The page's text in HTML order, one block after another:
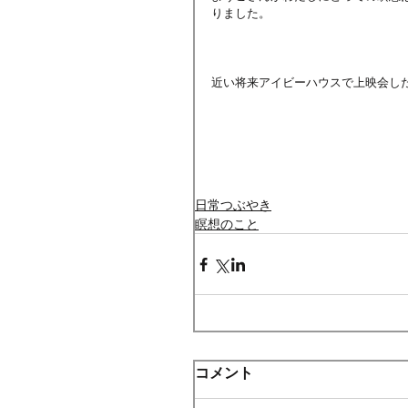
りました。
近い将来アイビーハウスで上映会し
日常つぶやき
瞑想のこと
コメント